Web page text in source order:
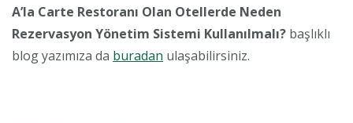
A’la Carte Restoranı Olan Otellerde Neden
Rezervasyon Yönetim Sistemi Kullanılmalı? başlıklı
blog yazımıza da buradan ulaşabilirsiniz.